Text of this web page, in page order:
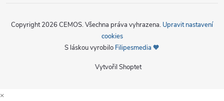
Vytvořil Shoptet
Copyright 2026 CEMOS. Všechna práva vyhrazena. Upravit nastavení
cookies
S láskou vyrobilo Filipesmedia 🧡
×